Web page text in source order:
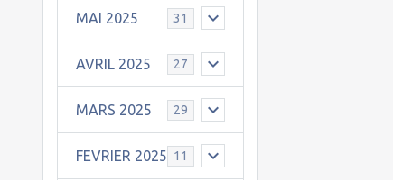
MAI 2025 31
AVRIL 2025 27
MARS 2025 29
FEVRIER 2025 11